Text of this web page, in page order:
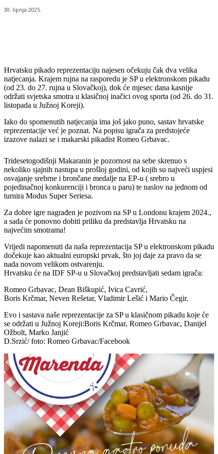
30. lipnja 2025.
Hrvatsku pikado reprezentaciju najesen očekuju čak dva velika
natjecanja. Krajem rujna na rasporedu je SP u elektronskom pikadu
(od 23. do 27. rujna u Slovačkoj), dok će mjesec dana kasnije
održati svjetska smotra u klasičnoj inačici ovog sporta (od 26. do 31.
listopada u Južnoj Koreji).
Iako do spomenutih natjecanja ima još jako puno, sastav hrvatske
reprezentacije već je poznat. Na popisu igrača za predstojeće
izazove nalazi se i makarski pikadist Romeo Grbavac.
Tridesetogodišnji Makaranin je pozornost na sebe skrenuo s
nekoliko sjajnih nastupa u prošloj godini, od kojih su najveći uspjesi
osvajanje srebrne i brončane medalje na EP-u ( srebro u
pojedinačnoj konkurenciji i bronca u paru) te naslov na jednom od
turnira Modus Super Seriesa.
Za dobre igre nagrađen je pozivom na SP u Londonu krajem 2024.,
a sada će ponovno dobiti priliku da predstavlja Hrvatsku na
najvećim smotrama!
Vrijedi napomenuti da naša reprezentacija SP u elektronskom pikadu
dočekuje kao aktualni europski prvak, što joj daje za pravo da se
nada novom velikom ostvarenju.
Hrvatsku će na IDF SP-u u Slovačkoj predstavljati sedam igrača:
Romeo Grbavac, Dean Biškupić, Ivica Cavrić,
Boris Krčmar, Neven Rešetar, Vladimir Lešić i Mario Čegir.
Evo i sastava naše reprezentacije za SP u klasičnom pikadu koje će
se održati u Južnoj Koreji:Boris Krčmar, Romeo Grbavac, Danijel
Ožbolt, Marko Janjić
D.Srzić/ foto: Romeo Grbavac/Facebook